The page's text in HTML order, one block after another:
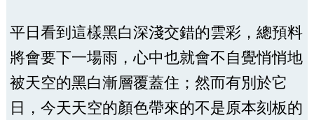
平日看到這樣黑白深淺交錯的雲彩，總預料
將會要下一場雨，心中也就會不自覺悄悄地
被天空的黑白漸層覆蓋住；然而有別於它
日，今天天空的顏色帶來的不是原本刻板的